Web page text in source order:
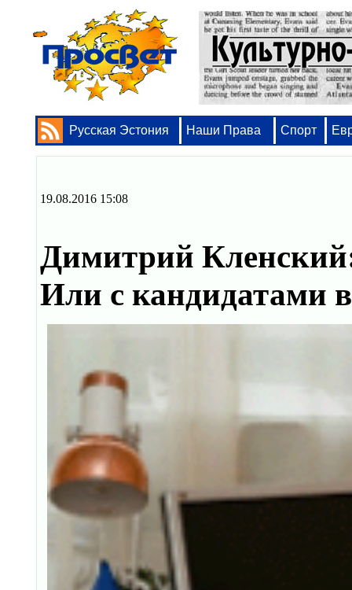
Русская Эстония Наши Права Спорт
19.08.2016 15:08
Димитрий
Или с кандидатами